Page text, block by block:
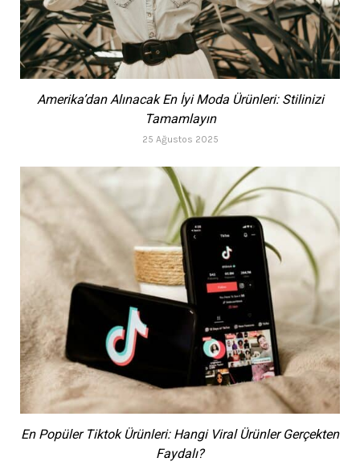
Amerika’dan Alınacak En İyi Moda Ürünleri: Stilinizi
Tamamlayın
25 Ağustos 2025
En Popüler Tiktok Ürünleri: Hangi Viral Ürünler Gerçekten
Faydalı?